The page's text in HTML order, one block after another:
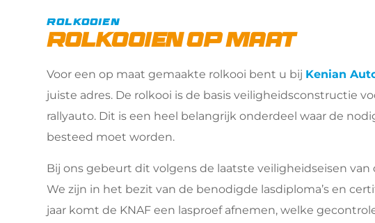
Rolkooien
Rolkooien op maat
Voor een op maat gemaakte rolkooi bent u bij Kenian
juiste adres. De rolkooi is de basis veiligheidsconstructie
rallyauto. Dit is een heel belangrijk onderdeel waar de
besteed moet worden.
Bij ons gebeurt dit volgens de laatste veiligheidseisen van
We zijn in het bezit van de benodigde lasdiploma’s en
jaar komt de KNAF een lasproef afnemen, welke